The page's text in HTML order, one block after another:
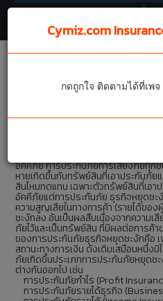
การประกัน
ชะ
เป็นการทำประกันภัยภายใต้กรมธรร
อัคคีภัย การประกันภัยการเสี่ยงภัยทุก
หายเกิดขึ้นกับทรัพย์สินที่เอาประกันภัย
สินไหมทดแทน เฉพาะตัวทรัพย์สินที่เอ
อัคคีภัยแต่การประกันภัย ธุรกิจหยุดชะ
ความสูญเสียในทางการค้า (รายได้ขอ
ชะงักลง อันเป็นผลสืบเนื่องจากความเ
ภัยไว้และเป็นทรัพย์สิน ที่มีผลต่อการค้
ของการประกันภัยธุรกิจหยุดชะงักคือ
สถานะทางการเงิน ดังเดิมเสมือนหนึ่ง
ภัยเกิดขึ้นประเภทการประกันภัยหยุดช
ต่างกันออกไป เช่น
การประกันภัยกำไร (Profit
การประกันภัยรายได้ธุรกิจ
Cymiz.com
กดถูกใจ ติดตามได้ที่เพจ